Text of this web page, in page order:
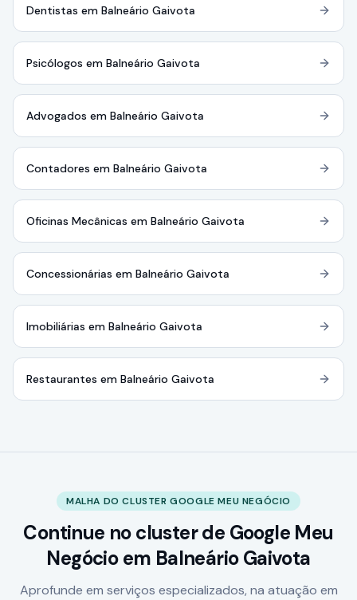
Dentistas em Balneário Gaivota
Psicólogos em Balneário Gaivota
Advogados em Balneário Gaivota
Contadores em Balneário Gaivota
Oficinas Mecânicas em Balneário Gaivota
Concessionárias em Balneário Gaivota
Imobiliárias em Balneário Gaivota
Restaurantes em Balneário Gaivota
MALHA DO CLUSTER GOOGLE MEU NEGÓCIO
Continue no cluster de Google Meu
Negócioem Balneário Gaivota
Aprofunde em serviços especializados, na atuação em